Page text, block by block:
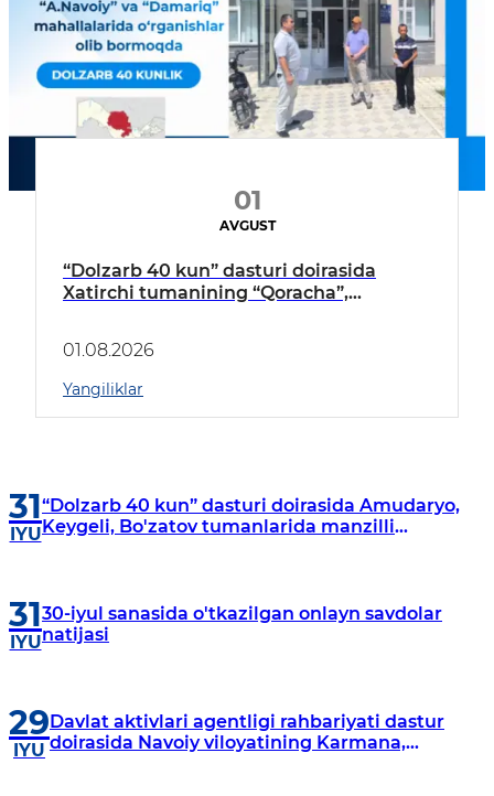
01
AVGUST
“Dolzarb 40 kun” dasturi doirasida
Xatirchi tumanining “Qoracha”,
borildi
01.08.2026
Yangiliklar
31
IYU
“Dolzarb 40 kun” dasturi doirasida Amudaryo,
Keygeli, Bo'zatov tumanlarida manzilli
31
IYU
30-iyul sanasida o'tkazilgan onlayn savdolar
natijasi
29
IYU
Davlat aktivlari agentligi rahbariyati dastur
doirasida Navoiy viloyatining Karmana,